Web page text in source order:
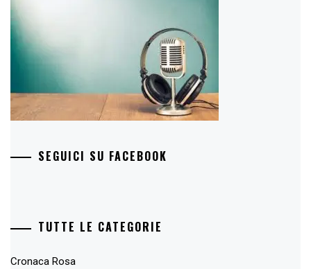
SEGUICI SU FACEBOOK
TUTTE LE CATEGORIE
Cronaca Rosa